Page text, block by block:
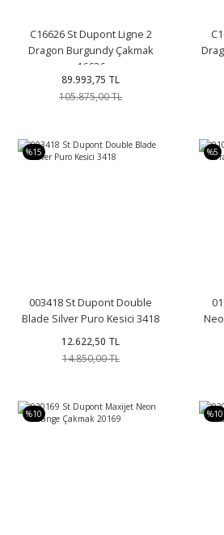
C16626 St Dupont Ligne 2
Dragon Burgundy Çakmak
16626
89.993,75 TL
105.875,00 TL
%15
003418 St Dupont Double
Blade Silver Puro Kesici 3418
12.622,50 TL
14.850,00 TL
%5
%10 %10